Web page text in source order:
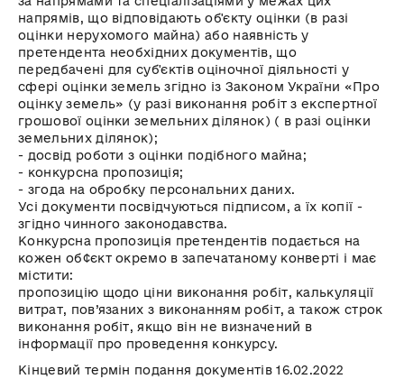
напрямів, що відповідають об'єкту оцінки (в разі
оцінки нерухомого майна) або наявність у
претендента необхідних документів, що
передбачені для суб'єктів оціночної діяльності у
сфері оцінки земель згідно із Законом України «Про
оцінку земель» (у разі виконання робіт з експертної
грошової оцінки земельних ділянок) ( в разі оцінки
земельних ділянок);
- досвід роботи з оцінки подібного майна;
- конкурсна пропозиція;
- згода на обробку персональних даних.
Усі документи посвідчуються підписом, а їх копії -
згідно чинного законодавства.
Конкурсна пропозиція претендентів подається на
кожен об¢єкт окремо в запечатаному конверті і має
містити:
пропозицію щодо ціни виконання робіт, калькуляції
витрат, пов’язаних з виконанням робіт, а також строк
виконання робіт, якщо він не визначений в
інформації про проведення конкурсу.
Кінцевий термін подання документів 16.02.2022